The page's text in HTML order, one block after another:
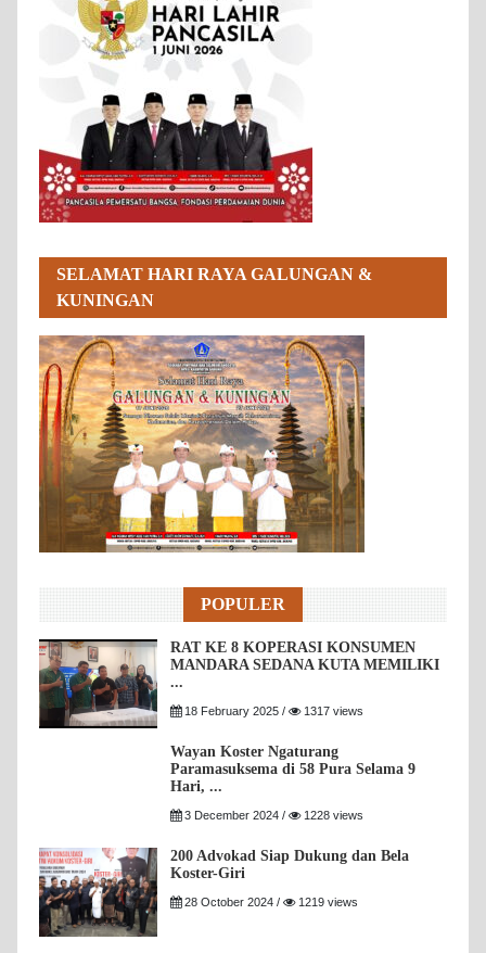
SELAMAT HARI RAYA GALUNGAN &
KUNINGAN
POPULER
RAT KE 8 KOPERASI KONSUMEN
MANDARA SEDANA KUTA MEMILIKI
...
18 February 2025 / 1317 views
Wayan Koster Ngaturang
Paramasuksema di 58 Pura Selama 9
Hari, ...
3 December 2024 / 1228 views
200 Advokad Siap Dukung dan Bela
Koster-Giri
28 October 2024 / 1219 views